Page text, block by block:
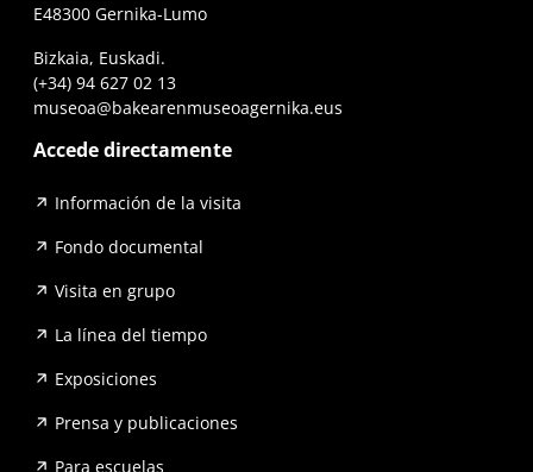
E48300 Gernika-Lumo
Bizkaia, Euskadi.
(+34) 94 627 02 13
museoa@bakearenmuseoagernika.eus
Accede directamente
Información de la visita
Fondo documental
Visita en grupo
La línea del tiempo
Exposiciones
Prensa y publicaciones
Para escuelas